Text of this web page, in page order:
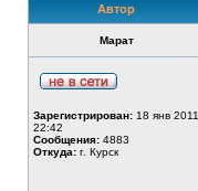
Автор
Марат
Зарегистрирован: 18 янв 2011
22:42
Сообщения: 4883
Откуда: г. Курск